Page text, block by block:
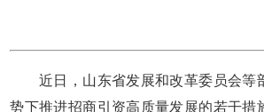
近日，山东省发展和改革委员会等
势下推进招商引资高质量发展的若干措